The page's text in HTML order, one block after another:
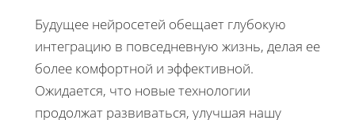
Будущее нейросетей обещает глубокую
интеграцию в повседневную жизнь, делая ее
более комфортной и эффективной.
Ожидается, что новые технологии
продолжат развиваться, улучшая нашу